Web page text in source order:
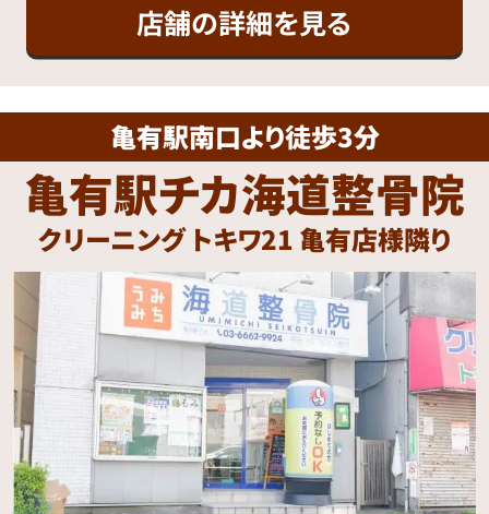
店舗の詳細を見る
亀有駅南口より徒歩3分
亀有駅チカ海道整骨院
クリーニング トキワ21 亀有店様隣り